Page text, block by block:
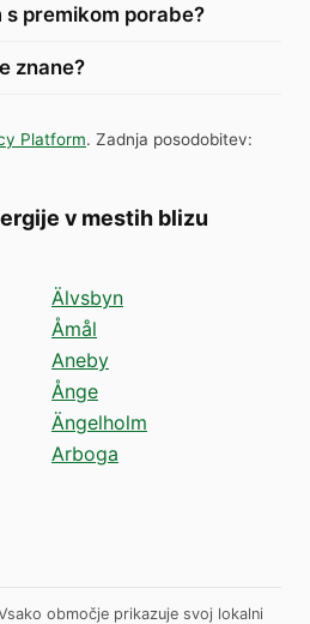
s premikom porabe?
znane?
Platform. Zadnja posodobitev:
v mestih blizu
Älvsbyn
Åmål
Aneby
Ånge
Ängelholm
Arboga
območje prikazuje svoj lokalni